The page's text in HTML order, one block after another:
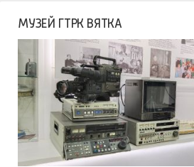
МУЗЕЙ ГТРК ВЯТКА